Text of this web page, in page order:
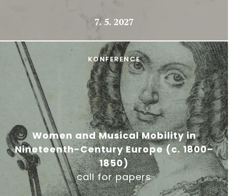
7. 5. 2027
Women and Musical Mobility in
Nineteenth-Century Europe (c. 1800–
1850)
call for papers
KONFERENCE